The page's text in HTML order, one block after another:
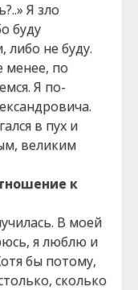
Я зло
буду
либо не буду.
менее, по
Я по-
в пух и
великим
к
В моей
я люблю и
бы потому,
сколько